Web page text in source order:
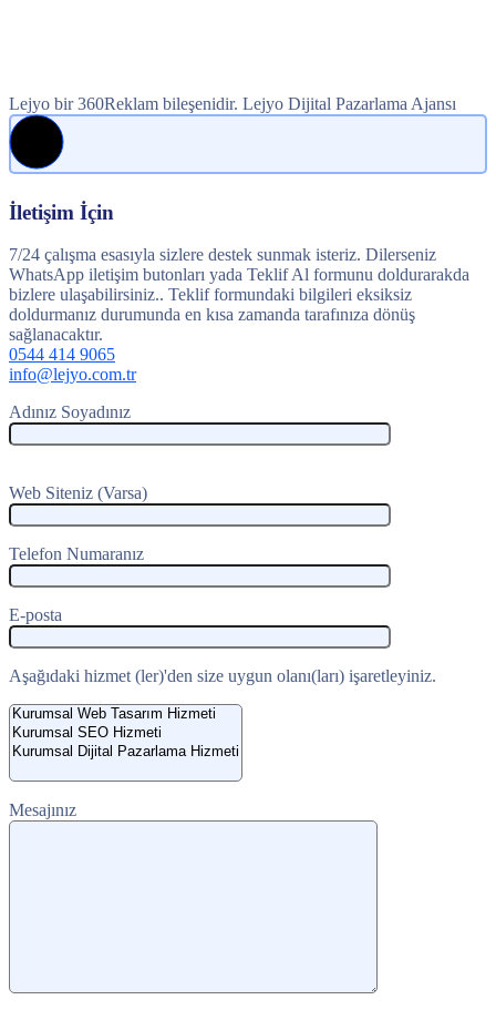
Lejyo bir 360Reklam bileşenidir. Lejyo Dijital Pazarlama Ajansı
İletişim İçin
7/24 çalışma esasıyla sizlere destek sunmak isteriz. Dilerseniz
WhatsApp iletişim butonları yada Teklif Al formunu doldurarakda
bizlere ulaşabilirsiniz.. Teklif formundaki bilgileri eksiksiz
doldurmanız durumunda en kısa zamanda tarafınıza dönüş
sağlanacaktır.
0544 414 9065
info@lejyo.com.tr
Adınız Soyadınız
Web Siteniz (Varsa)
Telefon Numaranız
E-posta
Aşağıdaki hizmet (ler)'den size uygun olanı(ları) işaretleyiniz.
Mesajınız